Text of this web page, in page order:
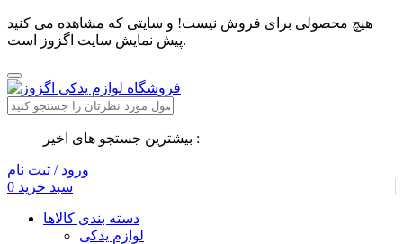
هیچ محصولی برای فروش نیست! و سایتی که مشاهده می کنید
پیش نمایش سایت اگزوز است.
بیشترین جستجو های اخیر :
ورود / ثبت نام
سبد خرید 0
دسته بندی کالاها
لوازم یدکی